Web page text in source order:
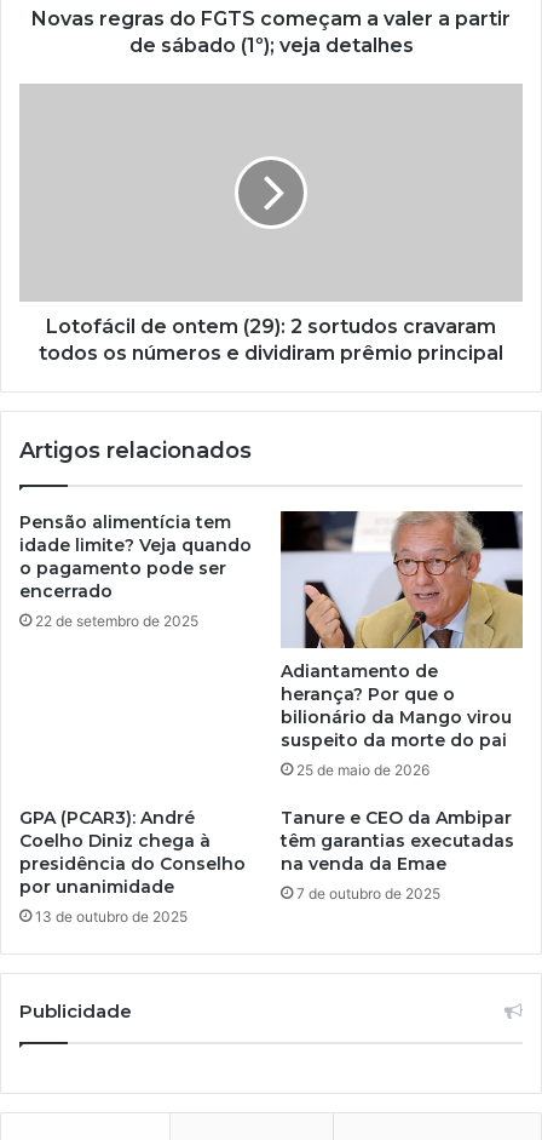
Novas regras do FGTS começam a valer a partir
de sábado (1º); veja detalhes
Lotofácil de ontem (29): 2 sortudos cravaram
todos os números e dividiram prêmio principal
Artigos relacionados
Pensão alimentícia tem
idade limite? Veja quando
o pagamento pode ser
encerrado
22 de setembro de 2025
Adiantamento de
herança? Por que o
bilionário da Mango virou
suspeito da morte do pai
25 de maio de 2026
GPA (PCAR3): André
Coelho Diniz chega à
presidência do Conselho
por unanimidade
13 de outubro de 2025
Tanure e CEO da Ambipar
têm garantias executadas
na venda da Emae
7 de outubro de 2025
Publicidade